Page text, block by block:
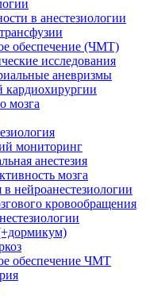
в анестезиологии
обеспечение (ЧМТ)
исследования
аневризмы
кардиохирургии
мозга
мониторинг
анестезия
мозга
нейроанестезиологии
кровообращения
обеспечение ЧМТ